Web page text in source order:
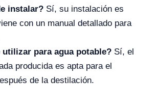
instalar? Sí, su instalación es
con un manual detallado para
utilizar para agua potable? Sí, el
producida es apta para el
de la destilación.